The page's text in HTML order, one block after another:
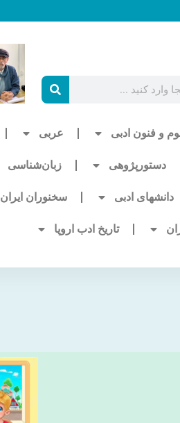
و فنون ادبی عربی
دستورپژوهی زبان‌شناسی
دانشهای ادبی سخنوران ایران
تاریخ ادب اروپا